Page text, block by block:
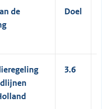
de
Doel
3.6